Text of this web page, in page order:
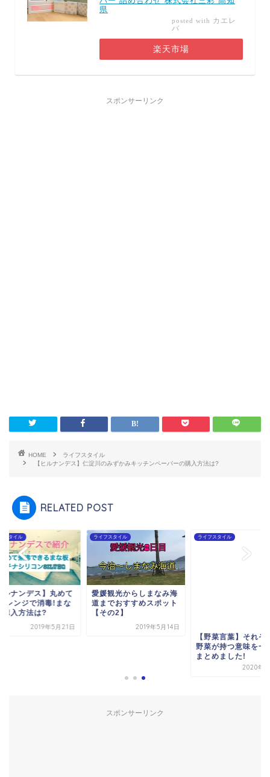
県
posted with カエレ
バ
楽天市場
スポンサーリンク
HOME
ライフスタイル
【ヒルナンデス】仁淀川のみずかみキッチンペーパーの購入方法は?
RELATED POST
スタイル
ルナンデス】丸めて
!レンジで消毒!まな
購入方法は?
2019年5月21日
ライフスタイル
愛媛観光からしまなみ海
道までおすすめスポット
【その2】
2019年5月14日
ライフスタイル
【野菜言葉】それぞ
野菜が持つ意味を一
まとめました!
2020年6
スポンサーリンク